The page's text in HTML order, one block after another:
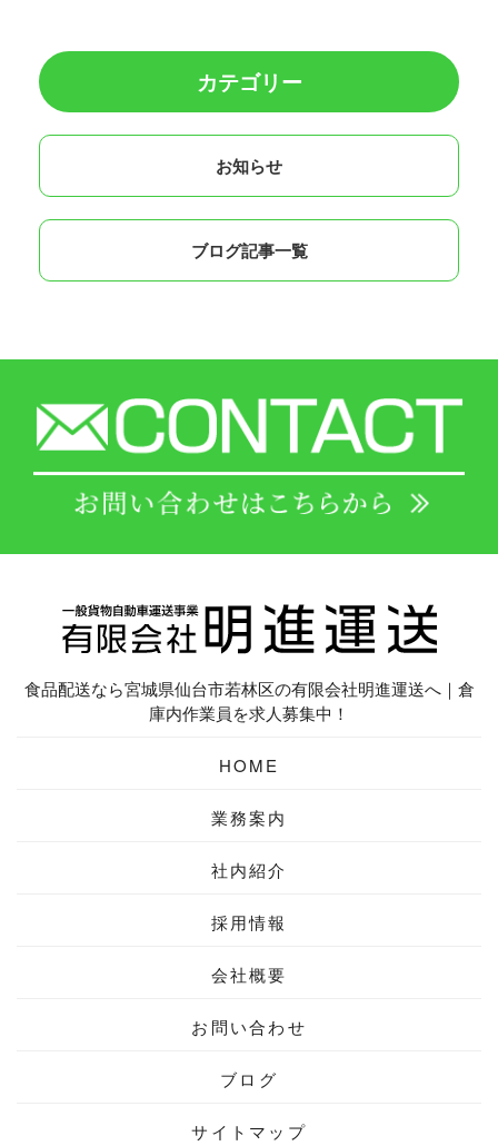
カテゴリー
お知らせ
ブログ記事一覧
食品配送なら宮城県仙台市若林区の有限会社明進運送へ｜倉
庫内作業員を求人募集中！
HOME
業務案内
社内紹介
採用情報
会社概要
お問い合わせ
ブログ
サイトマップ